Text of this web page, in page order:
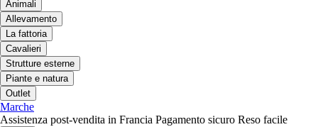
Animali
Allevamento
La fattoria
Cavalieri
Strutture esterne
Piante e natura
Outlet
Marche
Assistenza post-vendita in Francia Pagamento sicuro Reso facile